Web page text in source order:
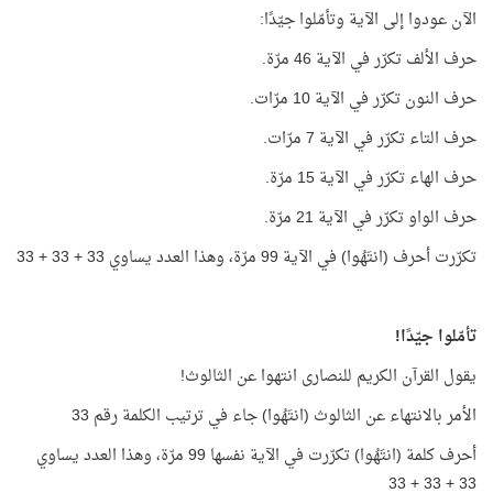
الآن عودوا إلى الآية وتأمّلوا جيّدًا:
حرف الألف تكرّر في الآية 46 مرّة.
حرف النون تكرّر في الآية 10 مرّات.
حرف التاء تكرّر في الآية 7 مرّات.
حرف الهاء تكرّر في الآية 15 مرّة.
حرف الواو تكرّر في الآية 21 مرّة.
تكرّرت أحرف (انتَهُوا) في الآية 99 مرّة، وهذا العدد يساوي 33 + 33 + 33
تأمّلوا جيّدًا!
يقول القرآن الكريم للنصارى انتهوا عن الثالوث!
الأمر بالانتهاء عن الثالوث (انتَهُوا) جاء في ترتيب الكلمة رقم 33
أحرف كلمة (انتَهُوا) تكرّرت في الآية نفسها 99 مرّة، وهذا العدد يساوي
33 + 33 + 33